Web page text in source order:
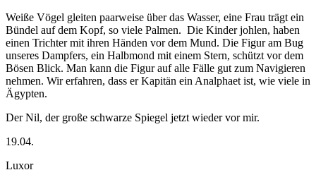
Weiße Vögel gleiten paarweise über das Wasser, eine Frau trägt ein
Bündel auf dem Kopf, so viele Palmen. Die Kinder johlen, haben
einen Trichter mit ihren Händen vor dem Mund. Die Figur am Bug
unseres Dampfers, ein Halbmond mit einem Stern, schützt vor dem
Bösen Blick. Man kann die Figur auf alle Fälle gut zum Navigieren
nehmen. Wir erfahren, dass er Kapitän ein Analphaet ist, wie viele in
Ägypten.
Der Nil, der große schwarze Spiegel jetzt wieder vor mir.
19.04.
Luxor